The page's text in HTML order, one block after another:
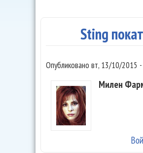
Sting
Опубликовано вт, 13/10/2015
Милен